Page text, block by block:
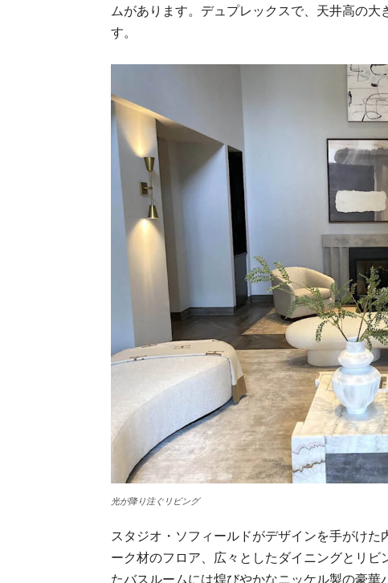
ムがあります。デュプレックスで、天井高の
す。
光が降り注ぐリビング
スタジオ・ソフィールドがデザインを手がけ
ーク材のフロア、広々としたダイニングとリ
たバスルームには煌びやかなニッケル製の豪